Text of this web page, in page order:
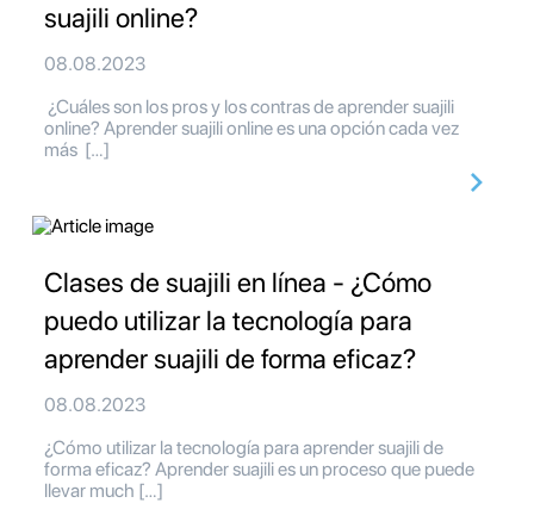
suajili online?
08.08.2023
¿Cuáles son los pros y los contras de aprender suajili
online? Aprender suajili online es una opción cada vez
más […]
Clases de suajili en línea - ¿Cómo
puedo utilizar la tecnología para
aprender suajili de forma eficaz?
08.08.2023
¿Cómo utilizar la tecnología para aprender suajili de
forma eficaz? Aprender suajili es un proceso que puede
llevar much […]